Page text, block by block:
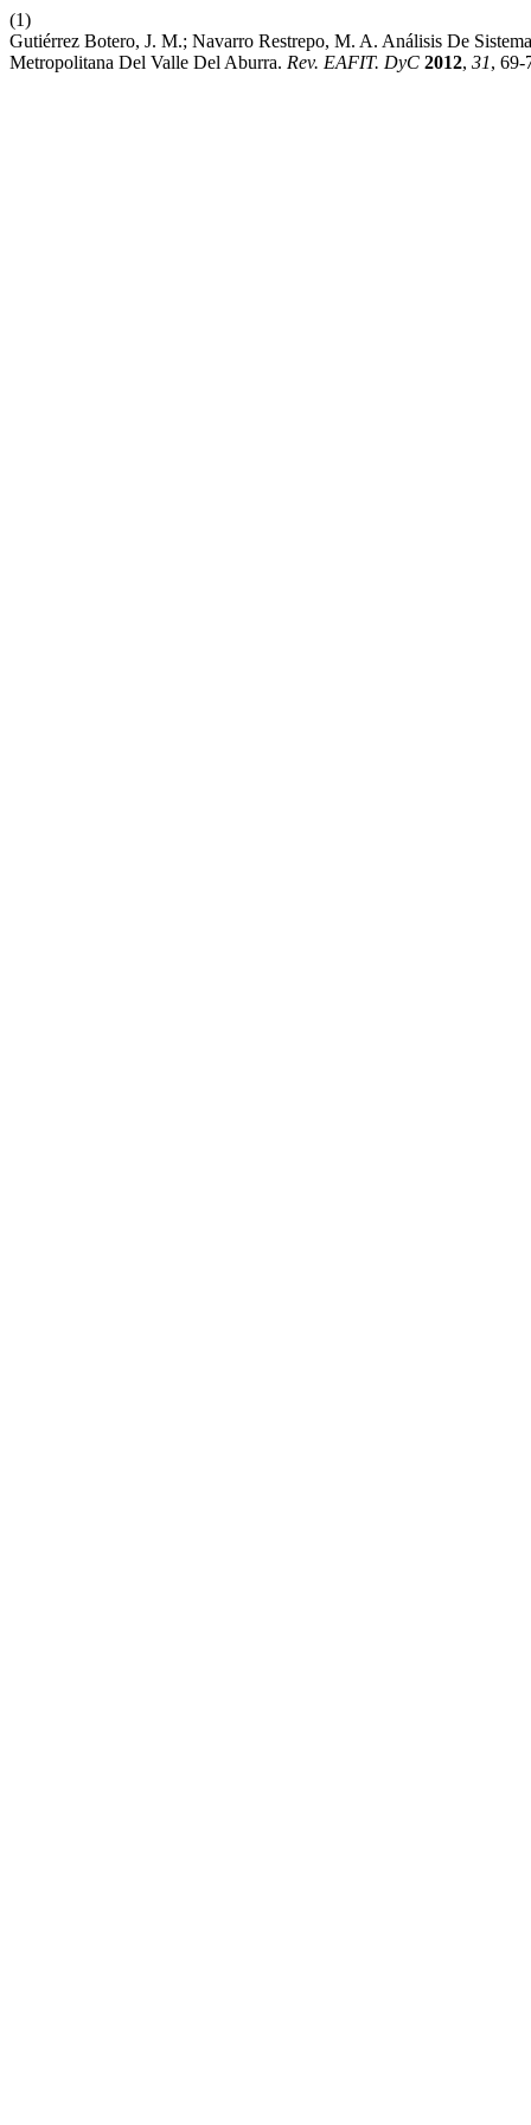
(1)
Gutiérrez Botero, J. M.; Navarro Restrepo, M. A. Análisis De
Metropolitana Del Valle Del Aburra. Rev. EAFIT. DyC 2012, 31, 69-